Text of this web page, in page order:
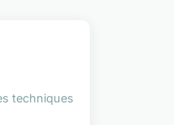
techniques